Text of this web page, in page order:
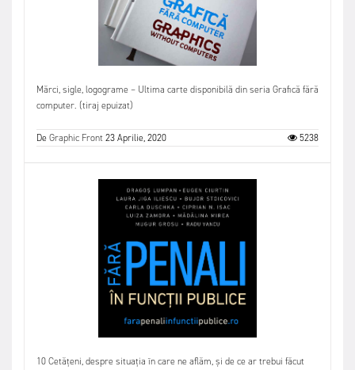
Mărci, sigle, logograme – Ultima carte disponibilă din seria Grafică fără
computer. (tiraj epuizat)
DeGraphic Front23 Aprilie, 2020 5238
10 Cetățeni, despre situația în care ne aflăm, și de ce ar trebui făcut